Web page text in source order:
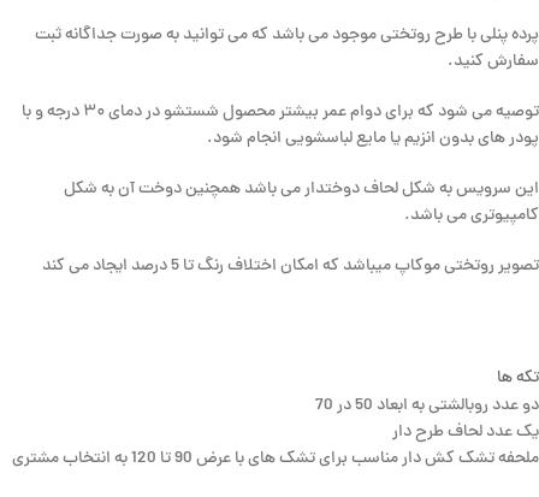
پرده پنلی با طرح روتختی موجود می باشد که می توانید به صورت جداگانه ثبت
سفارش کنید.
توصیه می شود که برای دوام عمر بیشتر محصول شستشو در دمای ۳۰ درجه و با
پودر های بدون انزیم یا مایع لباسشویی انجام شود.
این سرویس به شکل لحاف دوختدار می باشد همچنین دوخت آن به شکل
کامپیوتری می باشد.
تصویر روتختی موکاپ میباشد که امکان اختلاف رنگ تا 5 درصد ایجاد می کند
تکه ها
دو عدد روبالشتی به ابعاد 50 در 70
یک عدد لحاف طرح دار
ملحفه تشک کش دار مناسب برای تشک های با عرض 90 تا 120 به انتخاب مشتری